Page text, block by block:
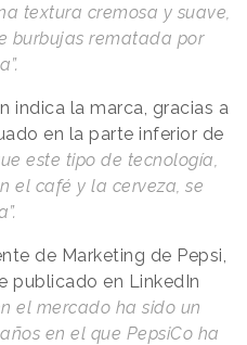
textura cremosa y suave,
burbujas rematada por
indica la marca, gracias a
en la parte inferior de
este tipo de tecnología,
el café y la cerveza, se
de Marketing de Pepsi,
publicado en LinkedIn
el mercado ha sido un
en el que PepsiCo ha